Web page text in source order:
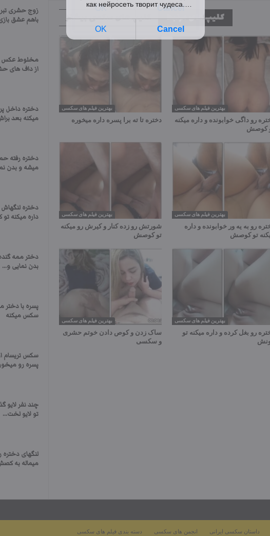
کلیپ های مرتبط کلیپ های سکسی بیشتر
بهترین فیلم های سکسی
دختره تا ته برا پسره داره میخوره
بهترین فیلم های سکسی
رو داگی خوابونده و داره میکنه
کوصش
بهترین فیلم های سکسی
شورتش رو زده کنار و کیرش رو میکنه
تو کوصش
بهترین فیلم های سکسی
رو به یه ور خوابونده و داره
تو کوصش
بهترین فیلم های سکسی
ساک زدن و کوص دادن خوتم حشری
و سکسی
بهترین فیلم های سکسی
رو بغل کرده و داره میکنه تو
زوج حشری
باهم عشق
مخلوط عکس
از داف های
دختره داخل
میکنه بعد
دختره رفته
میشه و بدن
دختره
داره میکنه
دختر ممه
بدن نمایی و...
پسره با دختر
سکس میکنه
سکس تریسام
پسره رو
چند نفر لایو
تو لایو لخت...
لنگهای دختره
میماله به
دسته بندی فیلم های سکسی انجمن های سکسی داستان سکسی ایرانی